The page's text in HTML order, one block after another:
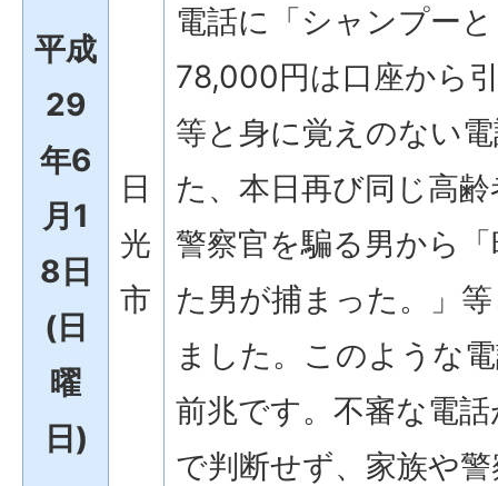
平成
29
年6
月1
8日
(日
曜
日)
日
光
市
電話に「シャンプー
78,000円は口座から
等と身に覚えのない
た、本日再び同じ高
警察官を騙る男から
た男が捕まった。」
ました。このような
前兆です。不審な電
で判断せず、家族や